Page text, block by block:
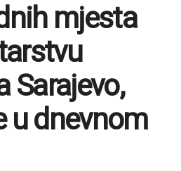
mjesta
Sarajevo,
u dnevnom